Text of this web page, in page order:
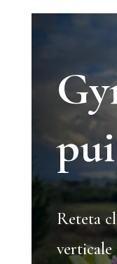
pui
Reteta
verticale